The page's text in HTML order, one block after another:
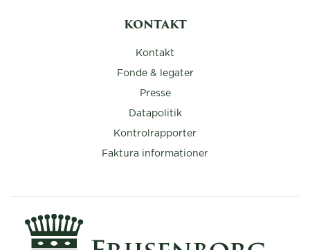
KONTAKT
Kontakt
Fonde & legater
Presse
Datapolitik
Kontrolrapporter
Faktura informationer